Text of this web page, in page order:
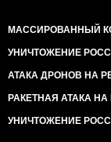
МАССИРОВАННЫЙ
УНИЧТОЖЕНИЕ
АТАКА ДРОНОВ НА
РАКЕТНАЯ АТАКА НА
УНИЧТОЖЕНИЕ